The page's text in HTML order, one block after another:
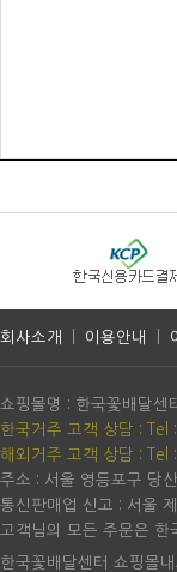
회사소개 이용안내
쇼핑몰명 : 한국꽃배달
한국거주 고객 상담 :
해외거주 고객 상담 :
주소 : 서울 영등포구 당
통신판매업 신고 : 서울
고객님의 모든 주문은 한
한국꽃배달센터 쇼핑몰